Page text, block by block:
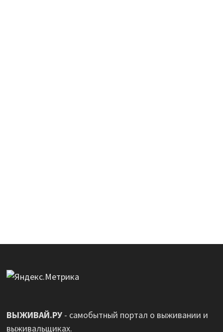
ВЫЖИВАЙ.РУ- самобытный портал о выживании и
выживальщиках.